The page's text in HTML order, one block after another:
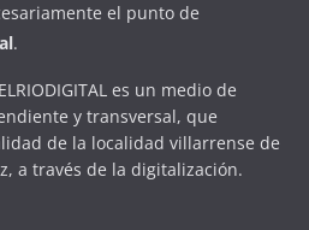
el punto de
.
es un medio de
y transversal, que
de la localidad villarrense de
a través de la digitalización.